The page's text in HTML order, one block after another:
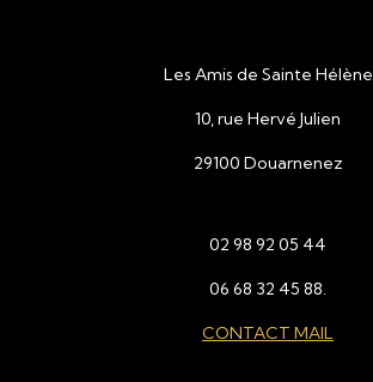
Les Amis de Sainte Hélène
10, rue Hervé Julien
29100 Douarnenez
02 98 92 05 44
06 68 32 45 88.
CONTACT MAIL